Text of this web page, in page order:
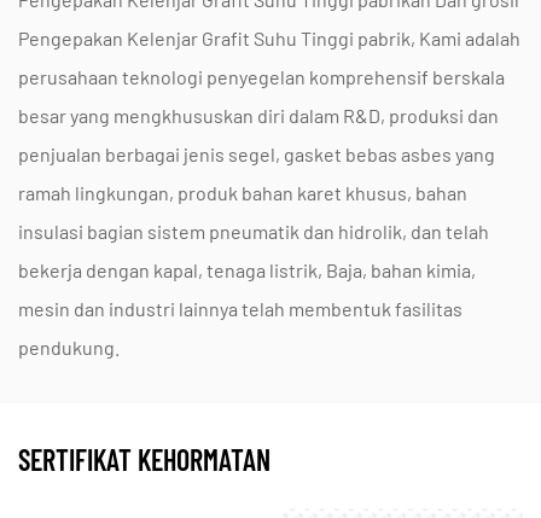
Bagaimana kemasan nano-grafit mencegah skor
poros pada pompa berkecepatan tinggi?
menggunakan partikel skala nano untuk
menciptakan antarmuka kontak yang lebih halus
dibandingkan dengan grafit standar yang diperluas.
Hal ini mengurangi gesekan mekanis antara
pengepakan dan poros. Sebagai produsen khusus,
Jiangsu Jintai Penyegelan Teknologi Co, Ltd.
memastikan bahwa kamiNofstein
Pengepakan Kelenjar Grafit Suhu Tinggi pabrik, Kami adalah
perusahaan teknologi penyegelan komprehensif berskala
besar yang mengkhususkan diri dalam R&D, produksi dan
penjualan berbagai jenis segel, gasket bebas asbes yang
ramah lingkungan, produk bahan karet khusus, bahan
insulasi bagian sistem pneumatik dan hidrolik, dan telah
bekerja dengan kapal, tenaga listrik, Baja, bahan kimia,
mesin dan industri lainnya telah membentuk fasilitas
pendukung.
SERTIFIKAT KEHORMATAN